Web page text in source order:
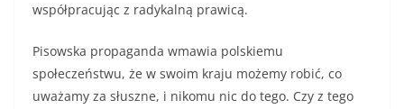
współpracując z radykalną prawicą.
Pisowska propaganda wmawia polskiemu
społeczeństwu, że w swoim kraju możemy robić, co
uważamy za słuszne, i nikomu nic do tego. Czy z tego